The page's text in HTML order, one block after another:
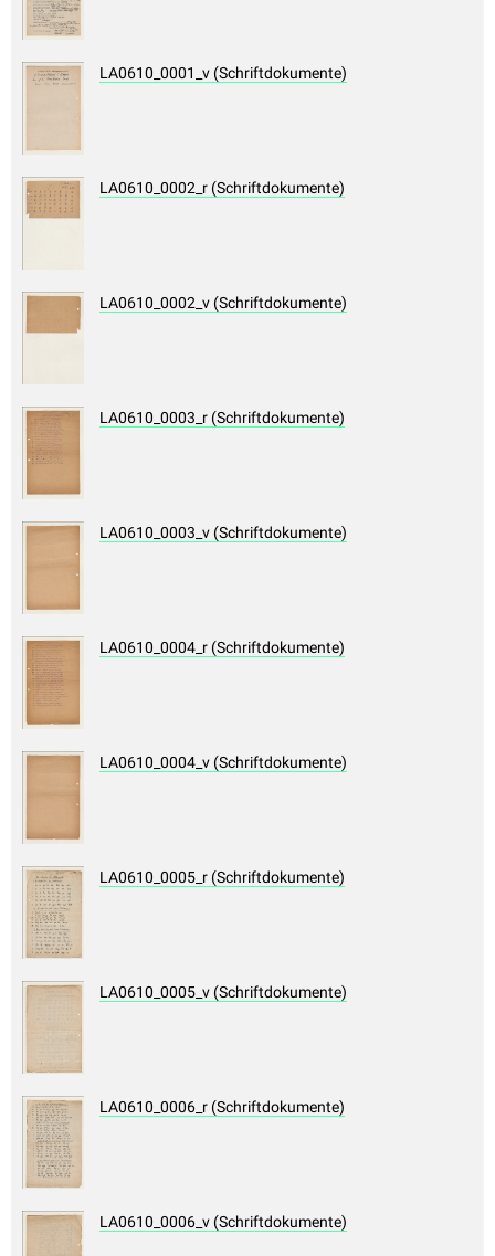
LA0610_0001_v (Schriftdokumente)
LA0610_0002_r (Schriftdokumente)
LA0610_0002_v (Schriftdokumente)
LA0610_0003_r (Schriftdokumente)
LA0610_0003_v (Schriftdokumente)
LA0610_0004_r (Schriftdokumente)
LA0610_0004_v (Schriftdokumente)
LA0610_0005_r (Schriftdokumente)
LA0610_0005_v (Schriftdokumente)
LA0610_0006_r (Schriftdokumente)
LA0610_0006_v (Schriftdokumente)